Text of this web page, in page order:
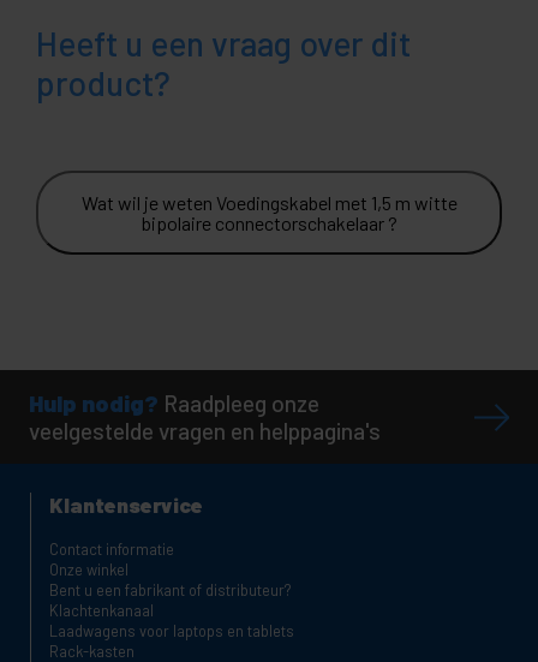
Heeft u een vraag over dit
product?
Wat wil je weten Voedingskabel met 1,5 m witte
bipolaire connectorschakelaar ?
Hulp nodig? Raadpleeg onze
veelgestelde vragen en helppagina's
Klantenservice
Contact informatie
Onze winkel
Bent u een fabrikant of distributeur?
Klachtenkanaal
Laadwagens voor laptops en tablets
Rack-kasten